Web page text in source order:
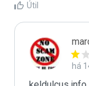
Útil
há